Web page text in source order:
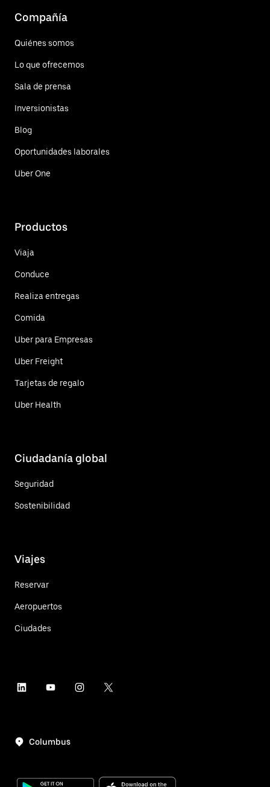
Compañía
Quiénes somos
Lo que ofrecemos
Sala de prensa
Inversionistas
Blog
Oportunidades laborales
Uber One
Productos
Viaja
Conduce
Realiza entregas
Comida
Uber para Empresas
Uber Freight
Tarjetas de regalo
Uber Health
Ciudadanía global
Seguridad
Sostenibilidad
Viajes
Reservar
Aeropuertos
Ciudades
Columbus